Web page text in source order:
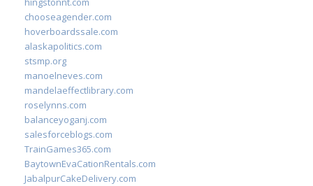
chooseagender.com
hoverboardssale.com
alaskapolitics.com
stsmp.org
manoelneves.com
mandelaeffectlibrary.com
roselynns.com
balanceyoganj.com
salesforceblogs.com
TrainGames365.com
BaytownEvaCationRentals.com
JabalpurCakeDelivery.com